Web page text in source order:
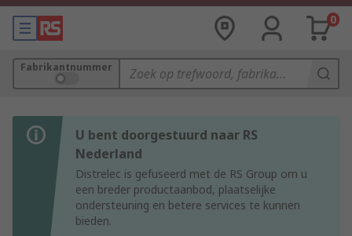
0
Fabrikantnummer
U bent doorgestuurd naar RS
Nederland
Distrelec is gefuseerd met de RS Group om u
een breder productaanbod, plaatselijke
ondersteuning en betere services te kunnen
bieden.